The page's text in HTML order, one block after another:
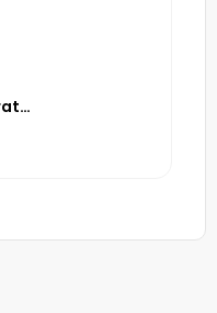
THERMOVAL czujnik temperatury powietrza CZP 200